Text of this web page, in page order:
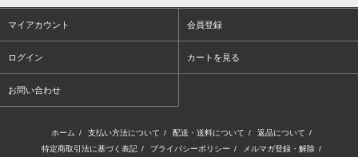
マイアカウント 会員登録
ログイン カートを見る
お問い合わせ
ホーム / 支払い方法について / 配送・送料について / 返品について /
特定商取引法に基づく表記 / プライバシーポリシー / メルマガ登録・解除 /